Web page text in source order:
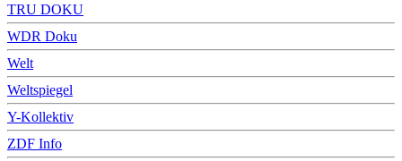
TRU DOKU
WDR Doku
Welt
Weltspiegel
Y-Kollektiv
ZDF Info